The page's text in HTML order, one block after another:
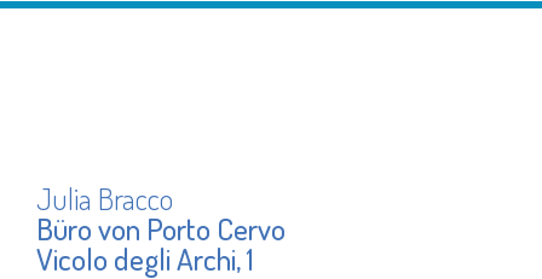
Julia Bracco
Büro von Porto Cervo
Vicolo degli Archi, 1